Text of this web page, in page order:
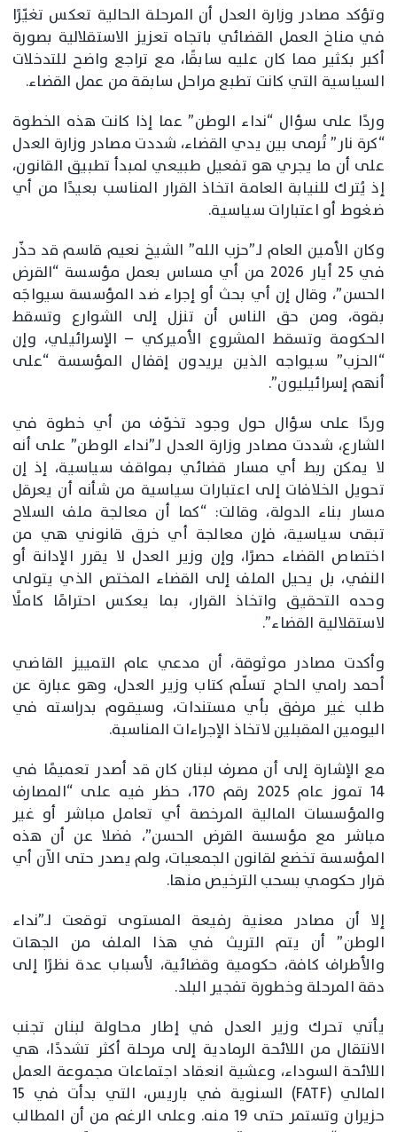
وتؤكد مصادر وزارة العدل أن المرحلة الحالية تعكس تغيّرًا
في مناخ العمل القضائي باتجاه تعزيز الاستقلالية بصورة
أكبر بكثير مما كان عليه سابقًا، مع تراجع واضح للتدخلات
السياسية التي كانت تطبع مراحل سابقة من عمل القضاء.
وردًا على سؤال “نداء الوطن” عما إذا كانت هذه الخطوة
“كرة نار” تُرمى بين يدي القضاء، شددت مصادر وزارة العدل
على أن ما يجري هو تفعيل طبيعي لمبدأ تطبيق القانون،
إذ يُترك للنيابة العامة اتخاذ القرار المناسب بعيدًا من أي
ضغوط أو اعتبارات سياسية.
وكان الأمين العام لـ”حزب الله” الشيخ نعيم قاسم قد حذّر
في 25 أيار 2026 من أي مساس بعمل مؤسسة “القرض
الحسن”، وقال إن أي بحث أو إجراء ضد المؤسسة سيواجَه
بقوة، ومن حق الناس أن تنزل إلى الشوارع وتسقط
الحكومة وتسقط المشروع الأميركي – الإسرائيلي، وإن
“الحزب” سيواجه الذين يريدون إقفال المؤسسة “على
أنهم إسرائيليون”.
وردًا على سؤال حول وجود تخوّف من أي خطوة في
الشارع، شددت مصادر وزارة العدل لـ”نداء الوطن” على أنه
لا يمكن ربط أي مسار قضائي بمواقف سياسية، إذ إن
تحويل الخلافات إلى اعتبارات سياسية من شأنه أن يعرقل
مسار بناء الدولة، وقالت: “كما أن معالجة ملف السلاح
تبقى سياسية، فإن معالجة أي خرق قانوني هي من
اختصاص القضاء حصرًا، وإن وزير العدل لا يقرر الإدانة أو
النفي، بل يحيل الملف إلى القضاء المختص الذي يتولى
وحده التحقيق واتخاذ القرار، بما يعكس احترامًا كاملًا
لاستقلالية القضاء”.
وأكدت مصادر موثوقة، أن مدعي عام التمييز القاضي
أحمد رامي الحاج تسلّم كتاب وزير العدل، وهو عبارة عن
طلب غير مرفق بأي مستندات، وسيقوم بدراسته في
اليومين المقبلين لاتخاذ الإجراءات المناسبة.
مع الإشارة إلى أن مصرف لبنان كان قد أصدر تعميمًا في
14 تموز عام 2025 رقم 170، حظر فيه على “المصارف
والمؤسسات المالية المرخصة أي تعامل مباشر أو غير
مباشر مع مؤسسة القرض الحسن”، فضلا عن أن هذه
المؤسسة تخضع لقانون الجمعيات، ولم يصدر حتى الآن أي
قرار حكومي بسحب الترخيص منها.
إلا أن مصادر معنية رفيعة المستوى توقعت لـ”نداء
الوطن” أن يتم التريث في هذا الملف من الجهات
والأطراف كافة، حكومية وقضائية، لأسباب عدة نظرًا إلى
دقة المرحلة وخطورة تفجير البلد.
يأتي تحرك وزير العدل في إطار محاولة لبنان تجنب
الانتقال من اللائحة الرمادية إلى مرحلة أكثر تشددًا، هي
اللائحة السوداء، وعشية انعقاد اجتماعات مجموعة العمل
المالي (FATF) السنوية في باريس، التي بدأت في 15
حزيران وتستمر حتى 19 منه. وعلى الرغم من أن المطالب